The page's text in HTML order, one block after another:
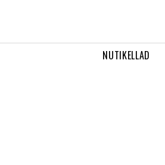
NUTIKELLAD